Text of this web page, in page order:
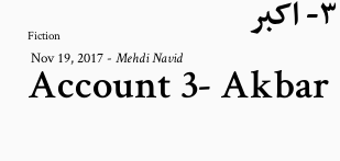
Fiction
Nov 19, 2017- Mehdi Navid
Account 3- Akbar